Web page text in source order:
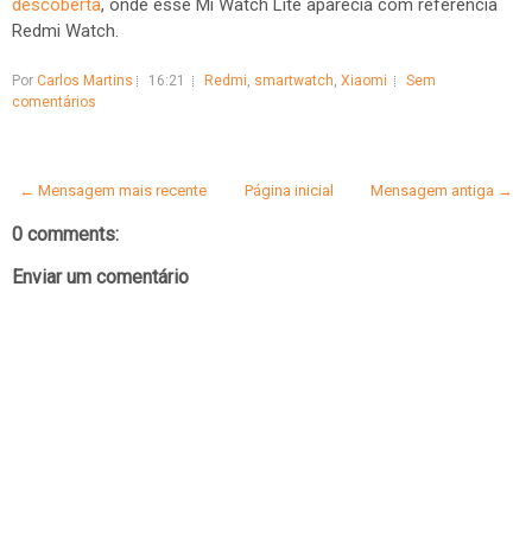
descoberta, onde esse Mi Watch Lite aparecia com referência
Redmi Watch.
Por Carlos Martins 16:21 Redmi smartwatch Xiaomi
Sem
comentários
← Mensagem mais recente Mensagem antiga →
Página inicial
0 comments:
Enviar um comentário